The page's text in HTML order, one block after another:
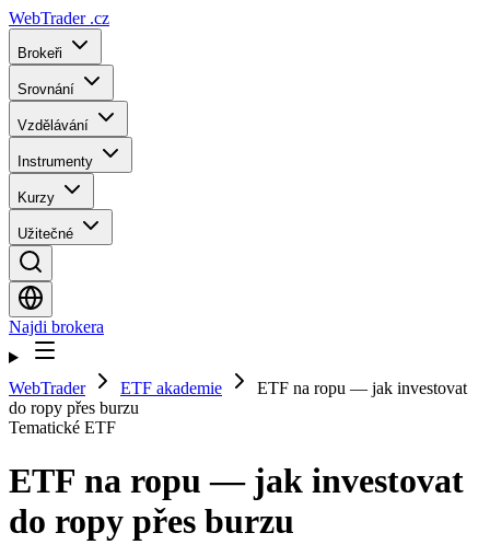
WebTrader .cz
Brokeři
Srovnání
Vzdělávání
Instrumenty
Kurzy
Užitečné
Najdi brokera
WebTrader ETF akademie
ETF na ropu — jak investovat
do ropy přes burzu
Tematické ETF
ETF na ropu — jak investovat
do ropy přes burzu